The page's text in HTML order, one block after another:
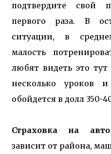
подтвердите свой
первого раза. В
ситуации, в
малость
любят видеть это
несколько уроков
обойдется в долл 350-
Страховка на
зависит от района,